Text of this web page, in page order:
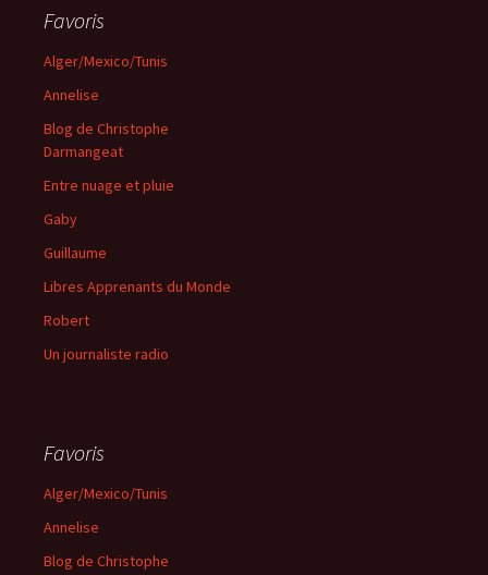
Favoris
Alger/Mexico/Tunis
Annelise
Blog de Christophe
Darmangeat
Entre nuage et pluie
Gaby
Guillaume
Libres Apprenants du Monde
Robert
Un journaliste radio
Favoris
Alger/Mexico/Tunis
Annelise
Blog de Christophe